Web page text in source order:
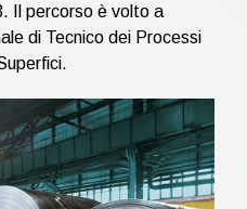
Il percorso è volto a
di Tecnico dei Processi